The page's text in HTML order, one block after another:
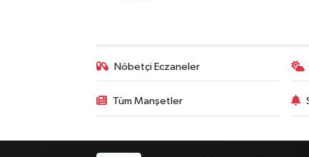
Nöbetçi Eczaneler
Tüm Manşetler